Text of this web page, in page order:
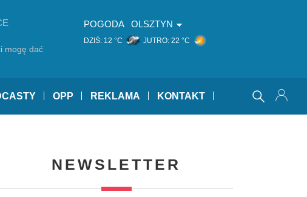
mogę dać
POGODA OLSZTYN
DZIŚ: 12 °C JUTRO: 22 °C
OPP REKLAMA KONTAKT
NEWSLETTER